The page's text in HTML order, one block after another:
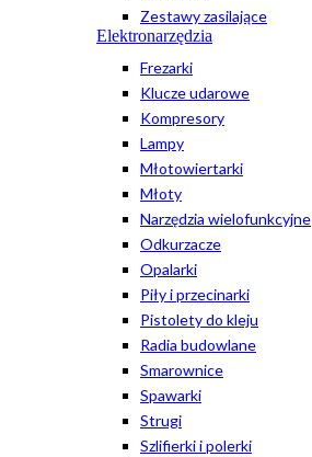
Zestawy zasilające
Elektronarzędzia
Frezarki
Klucze udarowe
Kompresory
Lampy
Młotowiertarki
Młoty
Narzędzia wielofunkcyjne
Odkurzacze
Opalarki
Piły i przecinarki
Pistolety do kleju
Radia budowlane
Smarownice
Spawarki
Strugi
Szlifierki i polerki